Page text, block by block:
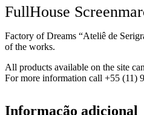
FullHouse
Factory of Dreams “Ateliê de
of the works.
All products available on the site
For more information call +55 (11)
Informação adicional